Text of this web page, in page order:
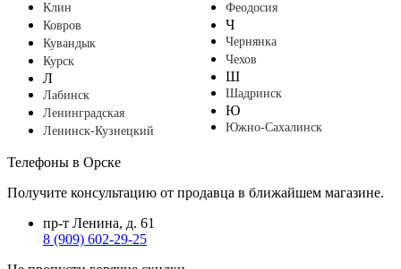
Клин
Ковров
Кувандык
Курск
Л
Лабинск
Ленинградская
Ленинск-Кузнецкий
Феодосия
Ч
Чернянка
Чехов
Ш
Шадринск
Ю
Южно-Сахалинск
Телефоны в Орске
Получите консультацию от продавца в ближайшем магазине.
пр-т Ленина, д. 61
8 (909) 602-29-25